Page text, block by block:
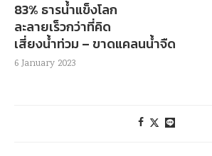
83% ธารน้ำแข็งโลก
ละลายเร็วกว่าที่คิด
เสี่ยงน้ำท่วม – ขาดแคลนน้ำจืด
6 January 2023